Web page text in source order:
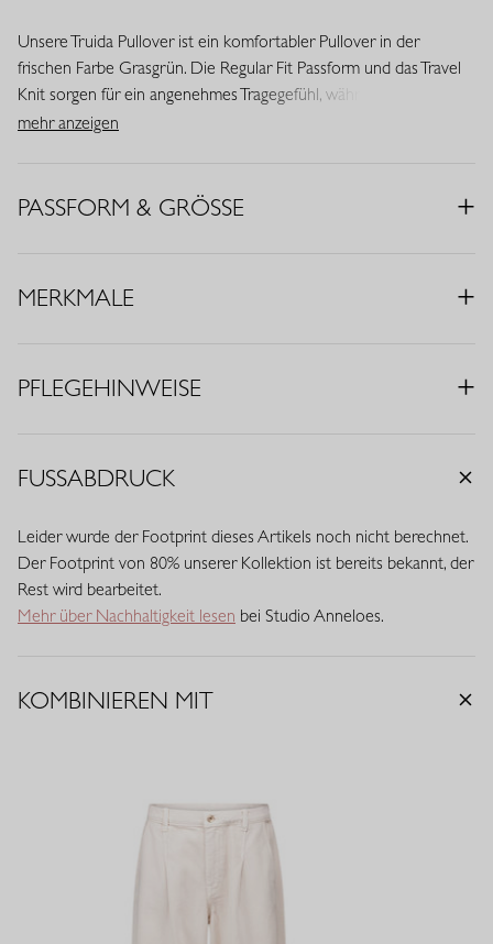
Unsere Truida Pullover ist ein komfortabler Pullover in der
frischen Farbe Grasgrün. Die Regular Fit Passform und das Travel
Knit sorgen für ein angenehmes Tragegefühl, während der V-
Ausschnitt eine feminine Ausstrahlung verleiht.
• Passform: Regular Fit
• Knitterarm
mehr anzeigen
PASSFORM & GRÖSSE
MERKMALE
PFLEGEHINWEISE
FUSSABDRUCK
Leider wurde der Footprint dieses Artikels noch nicht berechnet.
Der Footprint von 80% unserer Kollektion ist bereits bekannt, der
Rest wird bearbeitet.
Mehr über Nachhaltigkeit lesen bei Studio Anneloes.
KOMBINIEREN MIT